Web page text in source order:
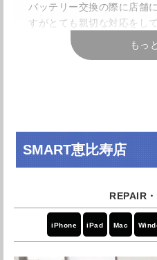
東京都渋
ビル
営業時間 11:00～
店舗詳細
バッテリー交換の際に店舗
すがとても親切な対応をし
速にやって頂きとても助か
ったら、またここに行きま
色々なご質問にも丁寧に答
もらえました。非常に満足
もっ
SMART恵比寿店
iPhone iPad Mac